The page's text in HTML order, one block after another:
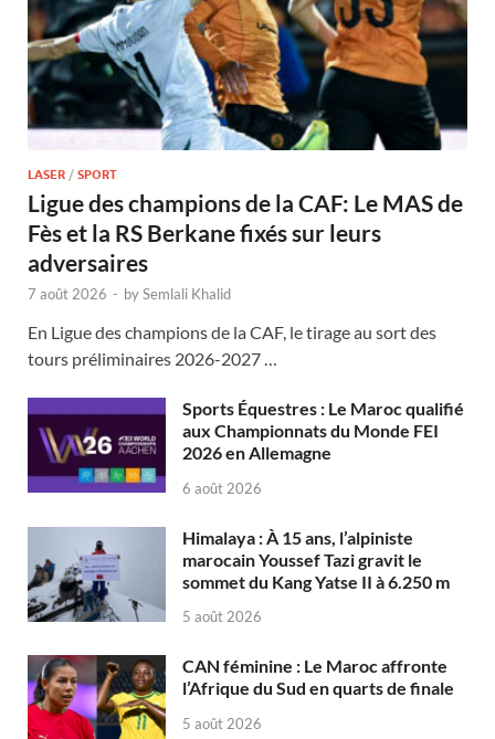
LASER / SPORT
Ligue des champions de la CAF: Le MAS de
Fès et la RS Berkane fixés sur leurs
adversaires
7 août 2026 - bySemlali Khalid
En Ligue des champions de la CAF, le tirage au sort des
tours préliminaires 2026-2027 …
Sports Équestres : Le Maroc qualifié
aux Championnats du Monde FEI
2026 en Allemagne
6 août 2026
Himalaya : À 15 ans, l’alpiniste
marocain Youssef Tazi gravit le
sommet du Kang Yatse II à 6.250 m
5 août 2026
CAN féminine : Le Maroc affronte
l’Afrique du Sud en quarts de finale
5 août 2026